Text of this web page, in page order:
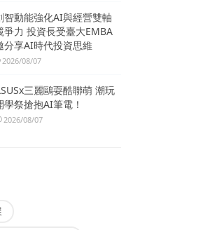
智動能強化AI與經營雙軸
爭力 投資長受臺大EMBA
分享AI時代投資思維
2026/08/07
三麗鷗耍酷聯萌 潮玩
學祭搶抱AI筆電！
2026/08/07